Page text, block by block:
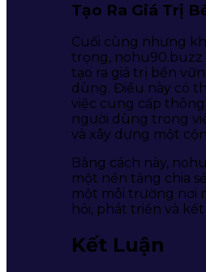
Tạo Ra Giá Trị
Cuối cùng nhưng
trọng, nohu90.buzz
tạo ra giá trị bền
dùng. Điều này có
việc cung cấp
người dùng trong
và xây dựng một
Bằng cách này,
một nền tảng chia
một môi trường nơi
hỏi, phát triển và
Kết Luận